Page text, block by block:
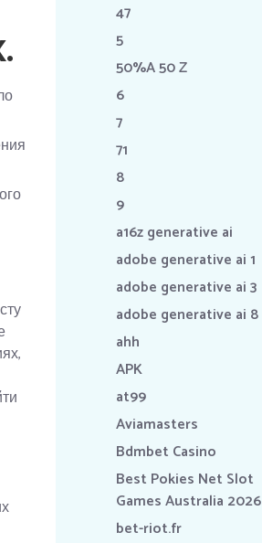
47
5
50%A 50 Z
6
7
71
8
9
a16z generative ai
adobe generative ai 1
adobe generative ai 3
adobe generative ai 8
ahh
APK
at99
Aviamasters
Bdmbet Casino
Best Pokies Net Slot
Games Australia 2026
bet-riot.fr